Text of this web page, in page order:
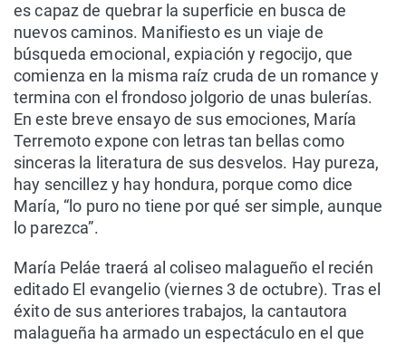
es capaz de quebrar la superficie en busca de
nuevos caminos. Manifiesto es un viaje de
búsqueda emocional, expiación y regocijo, que
comienza en la misma raíz cruda de un romance y
termina con el frondoso jolgorio de unas bulerías.
En este breve ensayo de sus emociones, María
Terremoto expone con letras tan bellas como
sinceras la literatura de sus desvelos. Hay pureza,
hay sencillez y hay hondura, porque como dice
María, “lo puro no tiene por qué ser simple, aunque
lo parezca”.
María Peláe traerá al coliseo malagueño el recién
editado El evangelio (viernes 3 de octubre). Tras el
éxito de sus anteriores trabajos, la cantautora
malagueña ha armado un espectáculo en el que